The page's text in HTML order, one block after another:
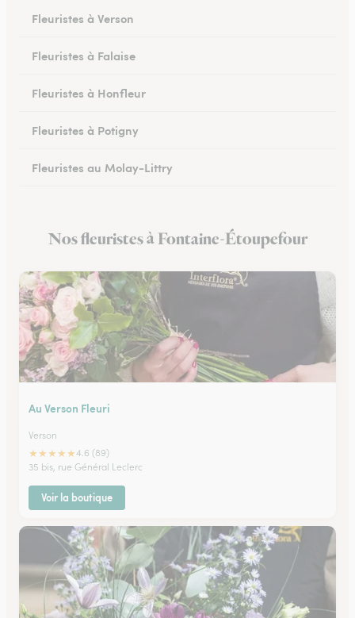
Fleuristes à Verson
Fleuristes à Falaise
Fleuristes à Honfleur
Fleuristes à Potigny
Fleuristes au Molay-Littry
Fleuristes à Saint-Martin-de-Fontenay
Nos fleuristes à Fontaine-Étoupefour
Au Verson Fleuri
Verson
★★★★★4.6 (89)
35 bis, rue Général Leclerc
Voir la boutique